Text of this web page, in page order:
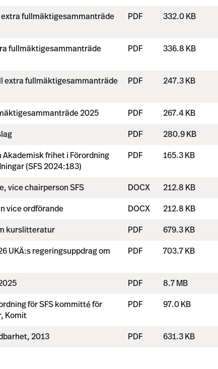
fullmäktigesammanträde
PDF 332.0 KB
fullmäktigesammanträde
PDF 336.8 KB
extra fullmäktigesammanträde
PDF 247.3 KB
2025 PDF 267.4 KB
PDF 280.9 KB
Akademisk frihet i Förordning
(SFS 2024:183)
PDF 165.3 KB
vice chairperson SFS DOCX 212.8 KB
vice ordförande DOCX 212.8 KB
kurslitteratur PDF 679.3 KB
UKÄ:s regeringsuppdrag om
PDF 703.7 KB
PDF 8.7 MB
för SFS kommitté för
Komit
PDF 97.0 KB
2013 PDF 631.3 KB